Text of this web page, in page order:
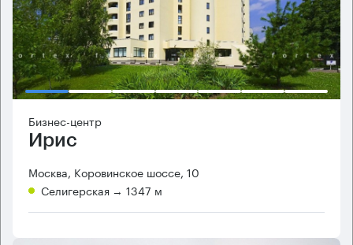
Бизнес-центр
Ирис
Москва, Коровинское шоссе, 10
Селигерская → 1347 м